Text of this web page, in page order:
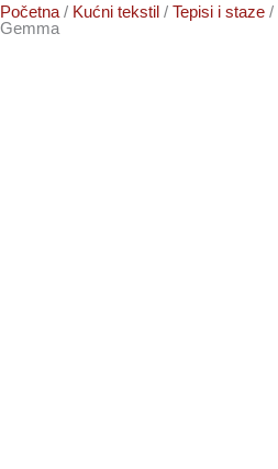
Početna / Kućni tekstil / Tepisi i staze /
Gemma